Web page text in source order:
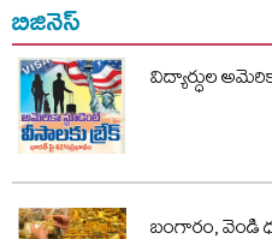
బిజినెస్
విద్యార్ధుల
బంగారం, వెండి